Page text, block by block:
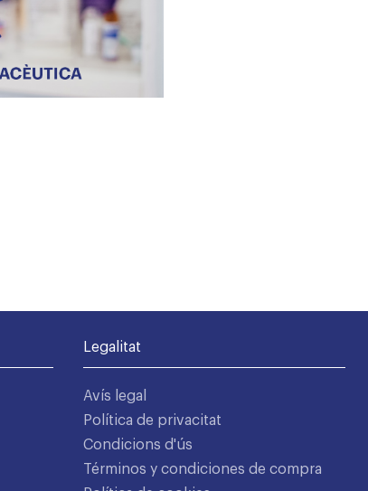
Legalitat
Avís legal
Política de privacitat
Condicions d'ús
Términos y condiciones de compra